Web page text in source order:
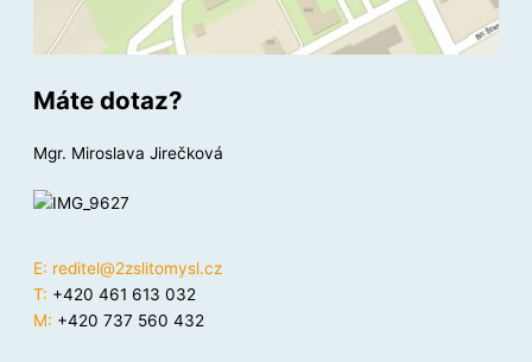
Máte dotaz?
Mgr. Miroslava Jirečková
E: reditel@2zslitomysl.cz
T: +420 461 613 032
M: +420 737 560 432